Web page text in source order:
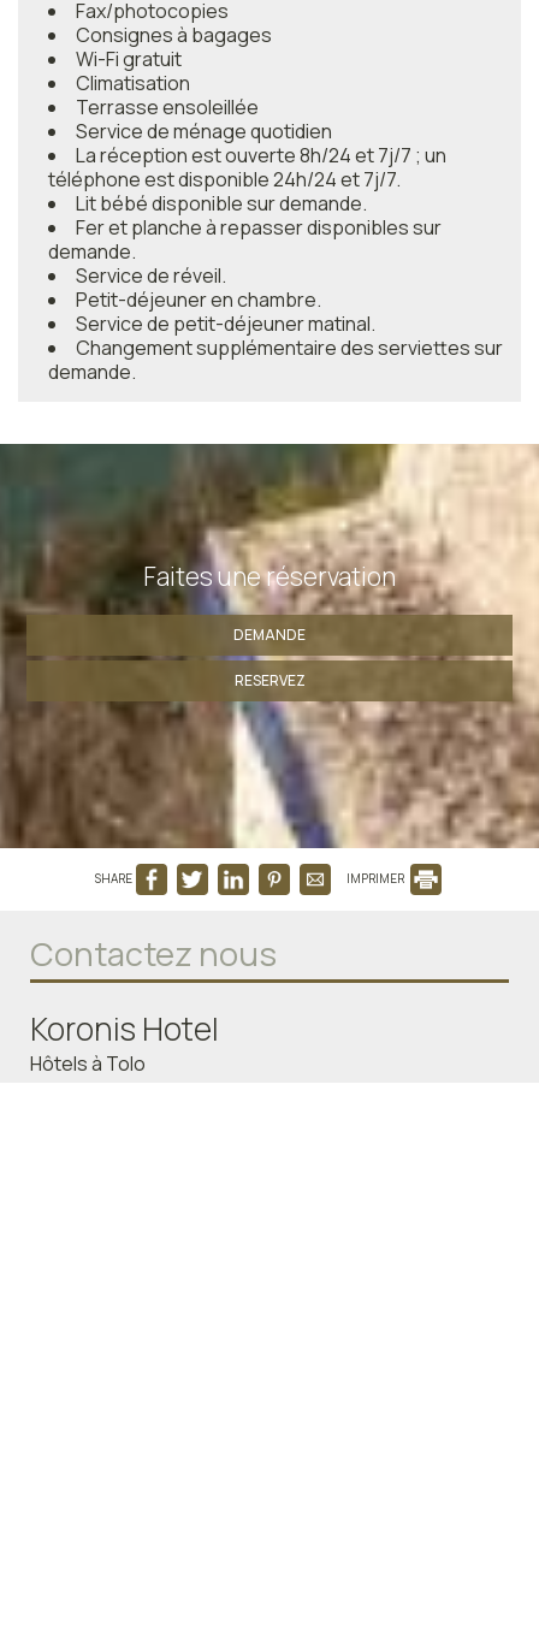
Fax/photocopies
Consignes à bagages
Wi-Fi gratuit
Climatisation
Terrasse ensoleillée
Service de ménage quotidien
La réception est ouverte 8h/24 et 7j/7 ; un
téléphone est disponible 24h/24 et 7j/7.
Lit bébé disponible sur demande.
Fer et planche à repasser disponibles sur
demande.
Service de réveil.
Petit-déjeuner en chambre.
Service de petit-déjeuner matinal.
Changement supplémentaire des serviettes sur
demande.
Faites une réservation
DEMANDE
RESERVEZ
SHARE IMPRIMER
Contactez nous
Koronis Hotel
Hôtels à Tolo